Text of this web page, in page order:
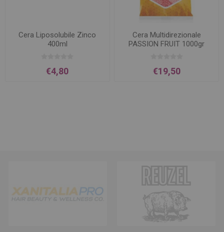
Cera Liposolubile Zinco
400ml
€4,80
Cera Multidirezionale
PASSION FRUIT 1000gr
€19,50